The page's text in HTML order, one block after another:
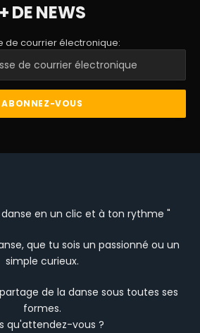
+ DE NEWS
de courrier électronique:
en un clic et à ton rythme "
que tu sois un passionné ou un
simple curieux.
de la danse sous toutes ses
formes.
qu'attendez-vous ?